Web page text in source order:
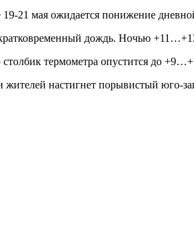
21 мая ожидается понижение
дождь. Ночью
термометра опустится до
жителей настигнет порывистый